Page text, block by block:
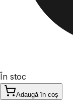
În stoc
Adaugă în coș